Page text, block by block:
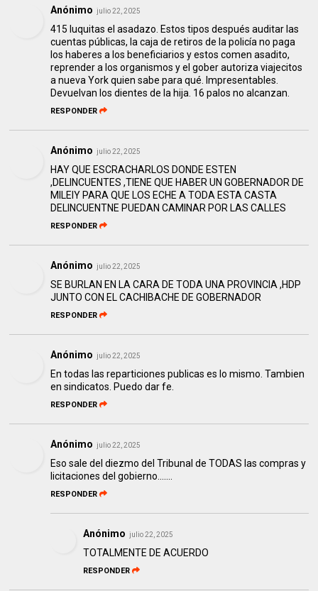
Anónimo julio 22, 2025
415 luquitas el asadazo. Estos tipos después auditar las
cuentas públicas, la caja de retiros de la policía no paga
los haberes a los beneficiarios y estos comen asadito,
reprender a los organismos y el gober autoriza viajecitos
a nueva York quien sabe para qué. Impresentables.
Devuelvan los dientes de la hija. 16 palos no alcanzan.
RESPONDER
Anónimo julio 22, 2025
HAY QUE ESCRACHARLOS DONDE ESTEN
,DELINCUENTES ,TIENE QUE HABER UN GOBERNADOR DE
MILEIY PARA QUE LOS ECHE A TODA ESTA CASTA
DELINCUENTNE PUEDAN CAMINAR POR LAS CALLES
RESPONDER
Anónimo julio 22, 2025
SE BURLAN EN LA CARA DE TODA UNA PROVINCIA ,HDP
JUNTO CON EL CACHIBACHE DE GOBERNADOR
RESPONDER
Anónimo julio 22, 2025
En todas las reparticiones publicas es lo mismo. Tambien
en sindicatos. Puedo dar fe.
RESPONDER
Anónimo julio 22, 2025
Eso sale del diezmo del Tribunal de TODAS las compras y
licitaciones del gobierno.......
RESPONDER
Anónimo julio 22, 2025
TOTALMENTE DE ACUERDO
RESPONDER